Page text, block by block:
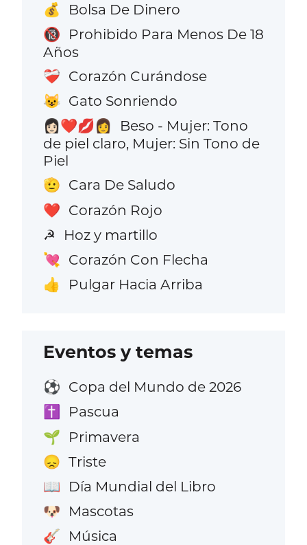
💰 Bolsa De Dinero
🔞
Prohibido Para Menos De 18
Años
❤️‍🩹 Corazón Curándose
😺 Gato Sonriendo
👩🏻‍❤️‍💋‍👩
Beso - Mujer: Tono
de piel claro, Mujer: Sin Tono de
Piel
🫡 Cara De Saludo
❤️ Corazón Rojo
☭ Hoz y martillo
💘 Corazón Con Flecha
👍 Pulgar Hacia Arriba
Eventos y temas
⚽ Copa del Mundo de 2026
✝️ Pascua
🌱 Primavera
😞 Triste
📖 Día Mundial del Libro
🐶 Mascotas
🎸 Música